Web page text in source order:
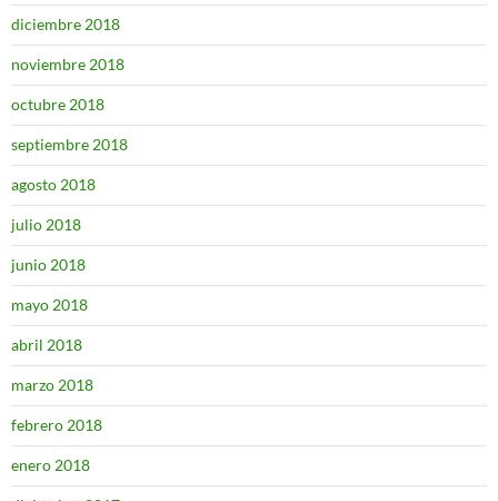
diciembre 2018
noviembre 2018
octubre 2018
septiembre 2018
agosto 2018
julio 2018
junio 2018
mayo 2018
abril 2018
marzo 2018
febrero 2018
enero 2018